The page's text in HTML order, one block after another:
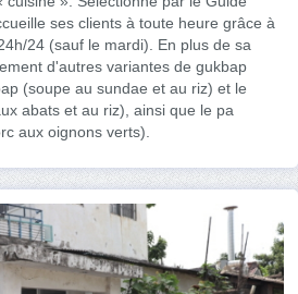
ses clients à toute heure grâce à
24 (sauf le mardi). En plus de sa
d'autres variantes de gukbap
(soupe au sundae et au riz) et le
abats et au riz), ainsi que le pa
aux oignons verts).